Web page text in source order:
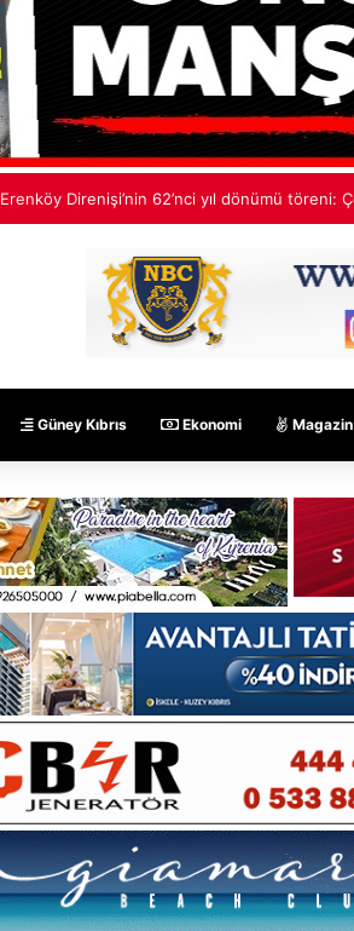
Redif Ekinci: Çok yakında bu ülkede TDP’siz
Güney Kıbrıs Ekonomi Magazin